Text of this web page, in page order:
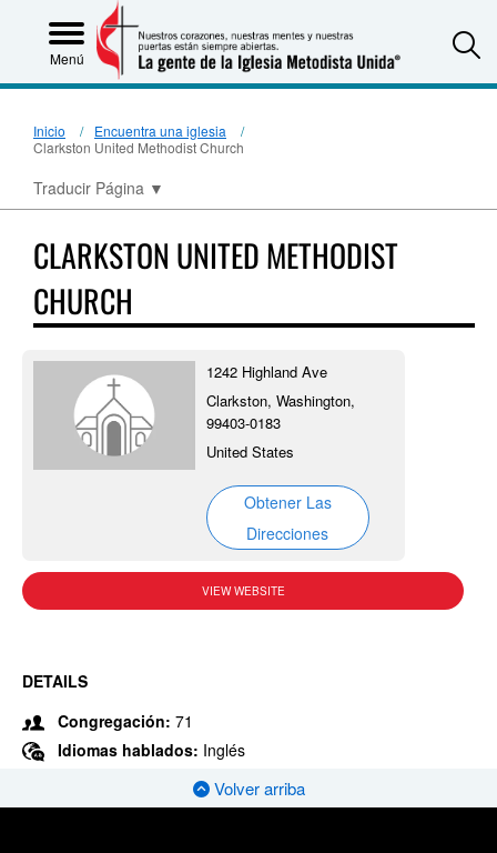
Menú
Inicio
Encuentra una iglesia
Clarkston United Methodist Church
Traducir Página ▼
CLARKSTON UNITED METHODIST
CHURCH
1242 Highland Ave
Clarkston, Washington,
99403-0183
United States
Obtener Las
Direcciones
VIEW WEBSITE
DETAILS
Congregación: 71
Idiomas hablados: Inglés
Volver arriba